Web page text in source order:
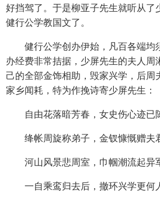
好挡驾了。于是柳亚子先生就听从了
健行公学教国文了。
健行公学创办伊始，凡百各端均
办经费非常拮据，少屏先生的夫人周
己的全部金饰相助，毁家兴学，后周
家乡闻耗，特为作挽诗寄少屏先生：
自由花落暗芳春，女史伤心迹已
绛帐周旋称弟子，金钗慷慨赠夫
河山风景悲周室，巾帼潮流起异
一自乘鸾归去后，撤环兴学更何